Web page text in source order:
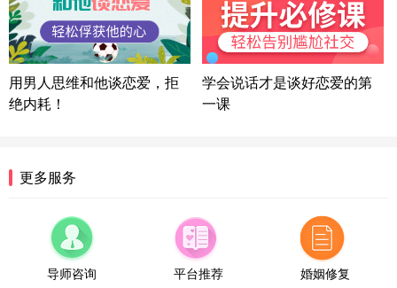
微信用户 困困魚? 通过此页面咨询，已获得专属情感
方案
陕西-西安 139****6283
3分钟前
情感方案
浙江-宁波 150****8921
福建-厦门 159****4462
53分钟前
微信用户 凌乱小羊 通过此页面咨询，已获得专属情
用男人思维和他谈恋爱，拒
绝内耗！
学会说话才是谈好恋爱的第
一课
更多服务
导师咨询 平台推荐 婚姻修复